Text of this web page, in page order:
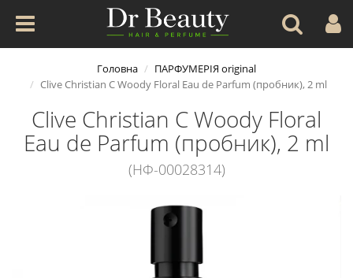
Головна
ПАРФУМЕРІЯ original
Clive Christian C Woody Floral Eau de Parfum (пробник), 2 ml
Clive Christian C Woody Floral
Eau de Parfum (пробник), 2 ml
(НФ-00028314)